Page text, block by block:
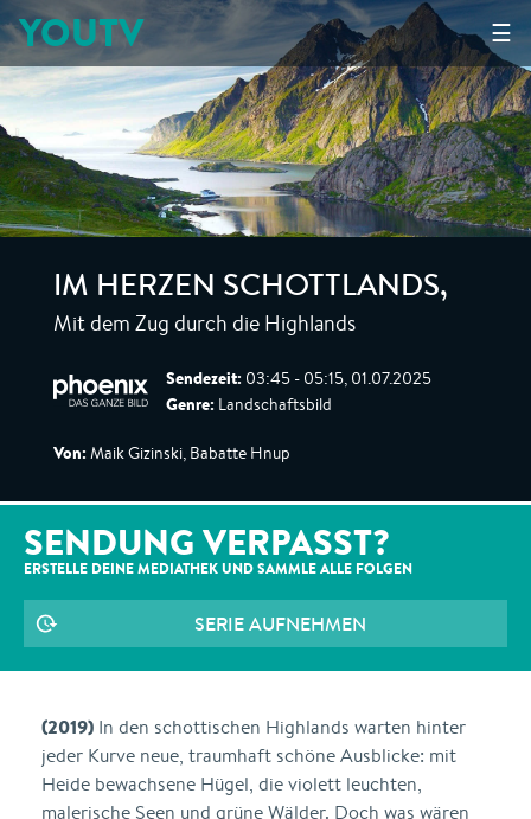
☰
YOUTV
IM HERZEN SCHOTTLANDS,
Mit dem Zug durch die Highlands
Sendezeit: 03:45 - 05:15, 01.07.2025
Genre: Landschaftsbild
Von: Maik Gizinski, Babatte Hnup
SENDUNG VERPASST?
ERSTELLE DEINE MEDIATHEK UND SAMMLE ALLE FOLGEN
SERIE AUFNEHMEN
(2019) In den schottischen Highlands warten hinter
jeder Kurve neue, traumhaft schöne Ausblicke: mit
Heide bewachsene Hügel, die violett leuchten,
malerische Seen und grüne Wälder. Doch was wären